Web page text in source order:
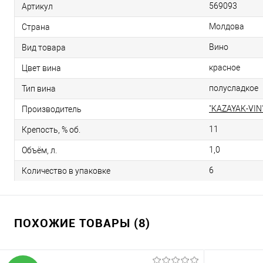
Артикул 569093
Страна Молдова
Вид товара Вино
Цвет вина красное
Тип вина полусладкое
Производитель "KAZAYAK-
Крепость, % об. 11
Объём, л. 1,0
Количество в упаковке 6
ПОХОЖИЕ ТОВАРЫ (8)